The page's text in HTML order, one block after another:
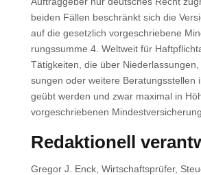
bei­den Fäl­len beschränkt sich die
auf die gesetz­lich vor­ge­schrie­be­ne
rungs­sum­me 4. Welt­weit für
Tätig­kei­ten, die über
sun­gen oder wei­te­re Bera­tungs­stel­len
ge­übt wer­den und zwar maxi­mal in
vor­ge­schrie­be­nen
Redak­tio­nell
Gre­gor J. Enck, Wirt­schafts­prü­fer,